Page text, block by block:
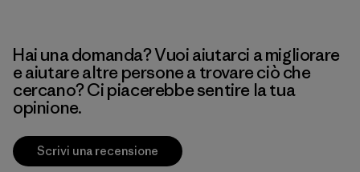
Hai una domanda? Vuoi aiutarci a migliorare
e aiutare altre persone a trovare ciò che
cercano? Ci piacerebbe sentire la tua
opinione.
Scrivi una recensione